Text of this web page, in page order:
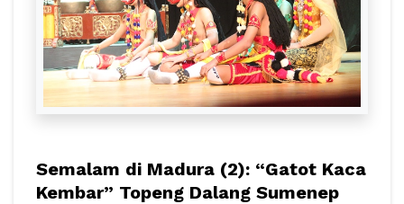
Semalam di Madura (2): “Gatot Kaca
Kembar” Topeng Dalang Sumenep